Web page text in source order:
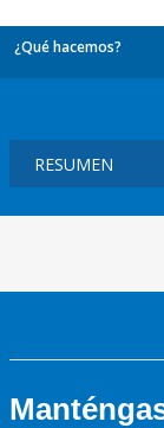
¿Qué hacemos?